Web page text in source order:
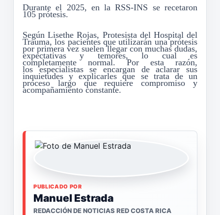
Durante el 2025, en la RSS-INS serecetaron
105 prótesis.
SegúnLisethe Rojas, Protesista del Hospital del
Trauma, los pacientes que utilizarán una prótesis
por primeravez suelen llegar con muchas dudas,
expectativas y temores, lo cual es
completamente normal. Por esta razón,
losespecialistas se encargan de aclarar sus
inquietudes y explicarles que se trata de un
proceso largo que requiere compromiso y
acompañamiento constante.
PUBLICADO POR
Manuel Estrada
REDACCIÓN DE NOTICIAS RED COSTA RICA